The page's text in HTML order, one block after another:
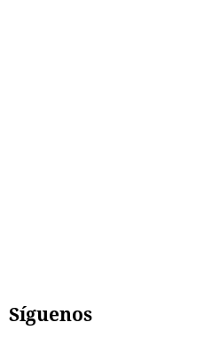
Síguenos